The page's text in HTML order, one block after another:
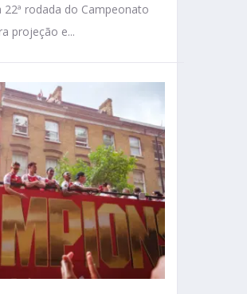
rodada do Campeonato
projeção e...